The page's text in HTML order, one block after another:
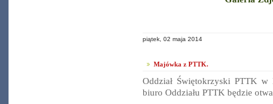
piątek, 02 maja 2014
Majówka z PTTK.
Oddział Świętokrzyski PTTK
biuro Oddziału PTTK będzie